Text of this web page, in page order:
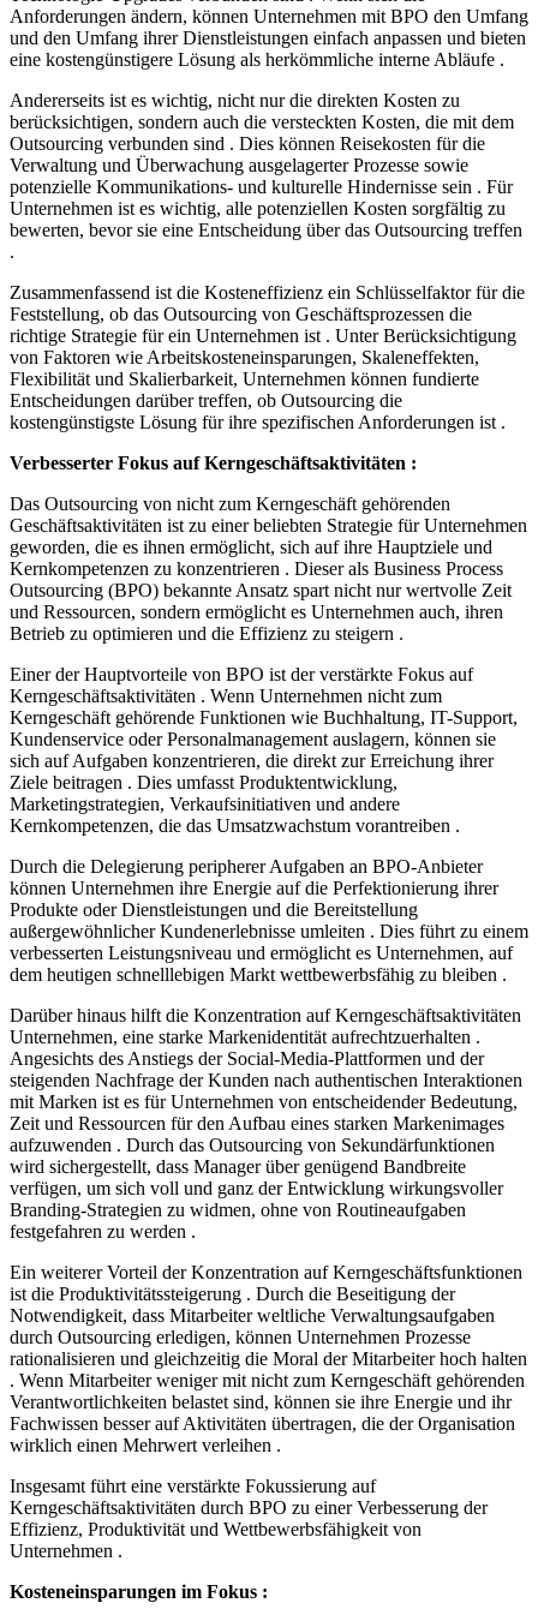
Anforderungen ändern, können Unternehmen mit BPO den Umfang
und den Umfang ihrer Dienstleistungen einfach anpassen und bieten
eine kostengünstigere Lösung als herkömmliche interne Abläufe .
Andererseits ist es wichtig, nicht nur die direkten Kosten zu
berücksichtigen, sondern auch die versteckten Kosten, die mit dem
Outsourcing verbunden sind . Dies können Reisekosten für die
Verwaltung und Überwachung ausgelagerter Prozesse sowie
potenzielle Kommunikations- und kulturelle Hindernisse sein . Für
Unternehmen ist es wichtig, alle potenziellen Kosten sorgfältig zu
bewerten, bevor sie eine Entscheidung über das Outsourcing treffen
.
Zusammenfassend ist die Kosteneffizienz ein Schlüsselfaktor für die
Feststellung, ob das Outsourcing von Geschäftsprozessen die
richtige Strategie für ein Unternehmen ist . Unter Berücksichtigung
von Faktoren wie Arbeitskosteneinsparungen, Skaleneffekten,
Flexibilität und Skalierbarkeit, Unternehmen können fundierte
Entscheidungen darüber treffen, ob Outsourcing die
kostengünstigste Lösung für ihre spezifischen Anforderungen ist .
Verbesserter Fokus auf Kerngeschäftsaktivitäten :
Das Outsourcing von nicht zum Kerngeschäft gehörenden
Geschäftsaktivitäten ist zu einer beliebten Strategie für Unternehmen
geworden, die es ihnen ermöglicht, sich auf ihre Hauptziele und
Kernkompetenzen zu konzentrieren . Dieser als Business Process
Outsourcing (BPO) bekannte Ansatz spart nicht nur wertvolle Zeit
und Ressourcen, sondern ermöglicht es Unternehmen auch, ihren
Betrieb zu optimieren und die Effizienz zu steigern .
Einer der Hauptvorteile von BPO ist der verstärkte Fokus auf
Kerngeschäftsaktivitäten . Wenn Unternehmen nicht zum
Kerngeschäft gehörende Funktionen wie Buchhaltung, IT-Support,
Kundenservice oder Personalmanagement auslagern, können sie
sich auf Aufgaben konzentrieren, die direkt zur Erreichung ihrer
Ziele beitragen . Dies umfasst Produktentwicklung,
Marketingstrategien, Verkaufsinitiativen und andere
Kernkompetenzen, die das Umsatzwachstum vorantreiben .
Durch die Delegierung peripherer Aufgaben an BPO-Anbieter
können Unternehmen ihre Energie auf die Perfektionierung ihrer
Produkte oder Dienstleistungen und die Bereitstellung
außergewöhnlicher Kundenerlebnisse umleiten . Dies führt zu einem
verbesserten Leistungsniveau und ermöglicht es Unternehmen, auf
dem heutigen schnelllebigen Markt wettbewerbsfähig zu bleiben .
Darüber hinaus hilft die Konzentration auf Kerngeschäftsaktivitäten
Unternehmen, eine starke Markenidentität aufrechtzuerhalten .
Angesichts des Anstiegs der Social-Media-Plattformen und der
steigenden Nachfrage der Kunden nach authentischen Interaktionen
mit Marken ist es für Unternehmen von entscheidender Bedeutung,
Zeit und Ressourcen für den Aufbau eines starken Markenimages
aufzuwenden . Durch das Outsourcing von Sekundärfunktionen
wird sichergestellt, dass Manager über genügend Bandbreite
verfügen, um sich voll und ganz der Entwicklung wirkungsvoller
Branding-Strategien zu widmen, ohne von Routineaufgaben
festgefahren zu werden .
Ein weiterer Vorteil der Konzentration auf Kerngeschäftsfunktionen
ist die Produktivitätssteigerung . Durch die Beseitigung der
Notwendigkeit, dass Mitarbeiter weltliche Verwaltungsaufgaben
durch Outsourcing erledigen, können Unternehmen Prozesse
rationalisieren und gleichzeitig die Moral der Mitarbeiter hoch halten
. Wenn Mitarbeiter weniger mit nicht zum Kerngeschäft gehörenden
Verantwortlichkeiten belastet sind, können sie ihre Energie und ihr
Fachwissen besser auf Aktivitäten übertragen, die der Organisation
wirklich einen Mehrwert verleihen .
Insgesamt führt eine verstärkte Fokussierung auf
Kerngeschäftsaktivitäten durch BPO zu einer Verbesserung der
Effizienz, Produktivität und Wettbewerbsfähigkeit von
Unternehmen .
Kosteneinsparungen im Fokus :